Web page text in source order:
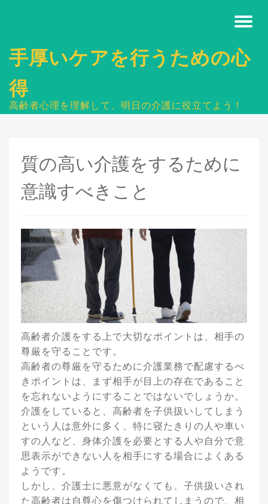
手厚いケアを行うための心
得
高齢者心理を理解して、明日の介護に役立てよう！
質の高い介護をするために
意識すべきこと
高齢者介護をする上で大切なポイントは、相手の
尊厳を守ることです。
高齢者の尊厳を守るために介護業務で配慮するべ
きポイントは、まず相手が目上の存在であること
を忘れないようにすることではないでしょうか。
介護をしていると、高齢者を子供扱いしてしまう
という人は意外に多く、特に寝たきりの人や車い
すの人など、身体介護を必要とする人や自分で意
思表示ができない人を相手にする場合によくある
ようです。
しかし、介護士に悪意がなくても、子供扱いされ
た高齢者は自尊心を傷つけられてしまうので、相